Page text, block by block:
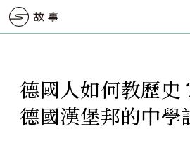
德國人如何教歷史
德國漢堡邦的中學